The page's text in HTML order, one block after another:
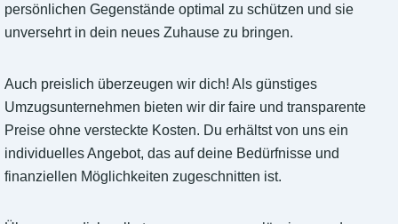
persönlichen Gegenstände optimal zu schützen und sie
unversehrt in dein neues Zuhause zu bringen.
Auch preislich überzeugen wir dich! Als günstiges
Umzugsunternehmen bieten wir dir faire und transparente
Preise ohne versteckte Kosten. Du erhältst von uns ein
individuelles Angebot, das auf deine Bedürfnisse und
finanziellen Möglichkeiten zugeschnitten ist.